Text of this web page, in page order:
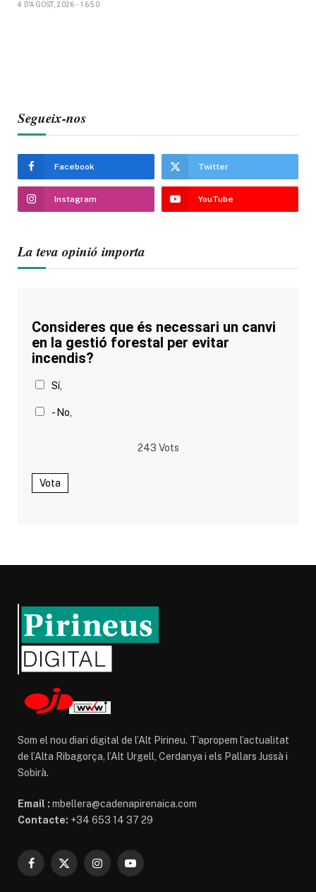
4 D'AGOST, 2026 - 16:50
Segueix-nos
Facebook Twitter
Instagram YouTube
La teva opinió importa
Consideres que és necessari un canvi
en la gestió forestal per evitar
incendis?
Sí,
- No,
243 Vots
Vota
Som el nou diari digital de l’Alt Pirineu. T’apropem l’actualitat
de l’Alta Ribagorça, l’Alt Urgell, Cerdanya i els Pallars Jussà i
Sobirà.
Email : mbellera@cadenapirenaica.com
Contacte: +34 653 14 37 29
Facebook
X
InstagramYouTube